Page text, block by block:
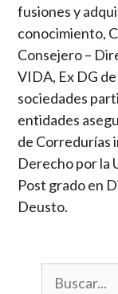
fusiones y
conocimiento,
Consejero –
VIDA, Ex DG
sociedades
entidades
de Corredurías
Derecho por la
Post grado en
Deusto.